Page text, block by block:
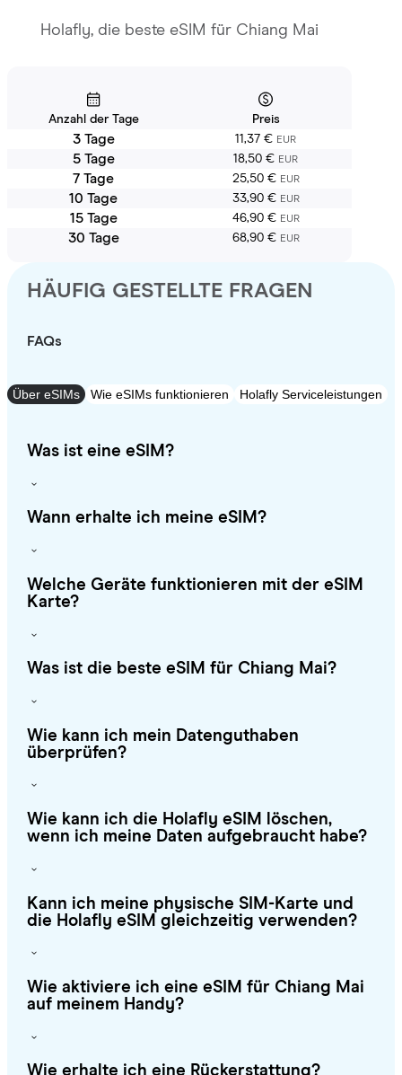
Holafly, die beste eSIM für Chiang Mai
Anzahl der Tage Preis
3 Tage 11,37 € EUR
5 Tage 18,50 € EUR
7 Tage 25,50 € EUR
10 Tage 33,90 € EUR
15 Tage 46,90 € EUR
30 Tage 68,90 € EUR
HÄUFIG GESTELLTE FRAGEN
FAQs
Über eSIMs Wie eSIMs funktionieren Holafly Serviceleistungen
Was ist eine eSIM?
Wann erhalte ich meine eSIM?
Welche Geräte funktionieren mit der eSIM
Karte?
Was ist die beste eSIM für Chiang Mai?
Wie kann ich mein Datenguthaben
überprüfen?
Wie kann ich die Holafly eSIM löschen,
wenn ich meine Daten aufgebraucht habe?
Kann ich meine physische SIM-Karte und
die Holafly eSIM gleichzeitig verwenden?
Wie aktiviere ich eine eSIM für Chiang Mai
auf meinem Handy?
Wie erhalte ich eine Rückerstattung?